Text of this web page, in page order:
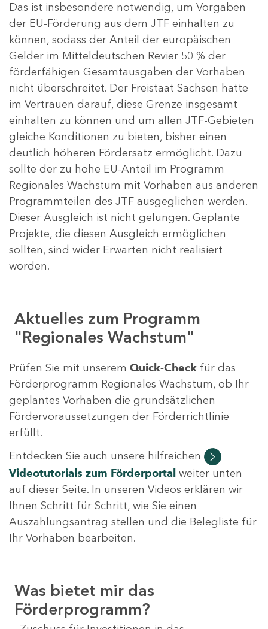
Das ist insbesondere notwendig, um Vorgaben
der EU-Förderung aus dem JTF einhalten zu
können, sodass der Anteil der europäischen
Gelder im Mitteldeutschen Revier 50 % der
förderfähigen Gesamtausgaben der Vorhaben
nicht überschreitet. Der Freistaat Sachsen hatte
im Vertrauen darauf, diese Grenze insgesamt
einhalten zu können und um allen JTF-Gebieten
gleiche Konditionen zu bieten, bisher einen
deutlich höheren Fördersatz ermöglicht. Dazu
sollte der zu hohe EU-Anteil im Programm
Regionales Wachstum mit Vorhaben aus anderen
Programmteilen des JTF ausgeglichen werden.
Dieser Ausgleich ist nicht gelungen. Geplante
Projekte, die diesen Ausgleich ermöglichen
sollten, sind wider Erwarten nicht realisiert
worden.
Aktuelles zum Programm
"Regionales Wachstum"
Prüfen Sie mit unserem Quick-Check für das
Förderprogramm Regionales Wachstum, ob Ihr
geplantes Vorhaben die grundsätzlichen
Fördervoraussetzungen der Förderrichtlinie
erfüllt.
Entdecken Sie auch unsere hilfreichen
Videotutorials zum Förderportal weiter unten
auf dieser Seite. In unseren Videos erklären wir
Ihnen Schritt für Schritt, wie Sie einen
Auszahlungsantrag stellen und die Belegliste für
Ihr Vorhaben bearbeiten.
Was bietet mir das
Förderprogramm?